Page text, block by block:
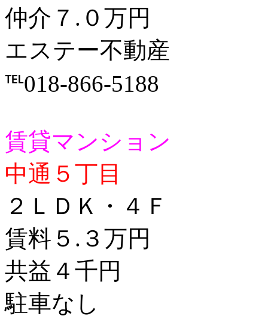
仲介７.０万円
エステー不動産
℡018-866-5188
賃貸マンション
中通５丁目
２ＬＤＫ・４Ｆ
賃料５.３万円
共益４千円
駐車なし